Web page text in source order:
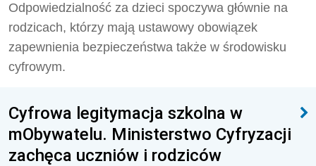
Odpowiedzialność za dzieci spoczywa głównie na
rodzicach, którzy mają ustawowy obowiązek
zapewnienia bezpieczeństwa także w środowisku
cyfrowym.
Cyfrowa legitymacja szkolna w
mObywatelu. Ministerstwo Cyfryzacji
zachęca uczniów i rodziców